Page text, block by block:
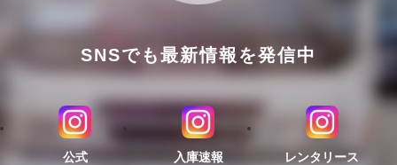
SNSでも最新情報を発信中
公式
入庫速報
レンタリース